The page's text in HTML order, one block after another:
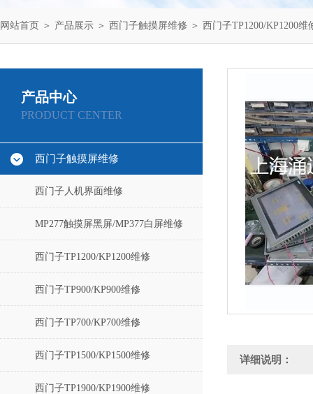
网站首页 ＞ 产品展示 ＞ 西门子触摸屏维修 ＞ 西门子TP1200/KP1200维
产品中心
PRODUCT CENTER
西门子触摸屏维修
西门子人机界面维修
MP277触摸屏黑屏/MP377白屏维修
西门子TP1200/KP1200维修
西门子TP900/KP900维修
西门子TP700/KP700维修
西门子TP1500/KP1500维修
西门子TP1900/KP1900维修
详细说明：